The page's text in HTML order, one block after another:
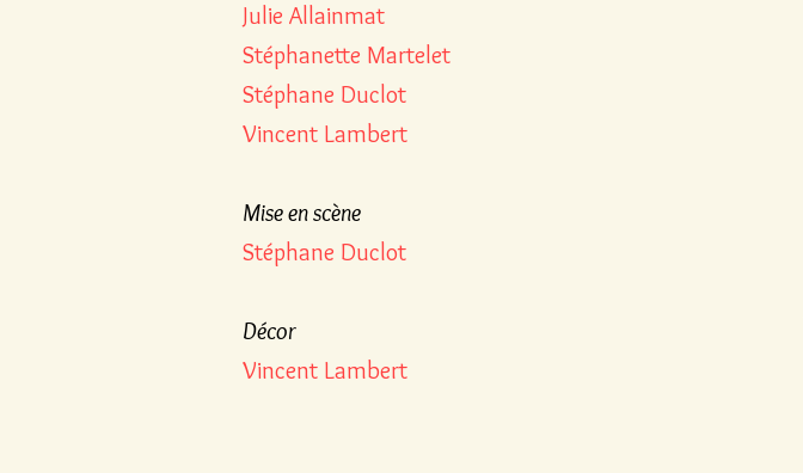
Julie Allainmat
Stéphanette Martelet
Stéphane Duclot
Vincent Lambert
Mise en scène
Stéphane Duclot
Décor
Vincent Lambert